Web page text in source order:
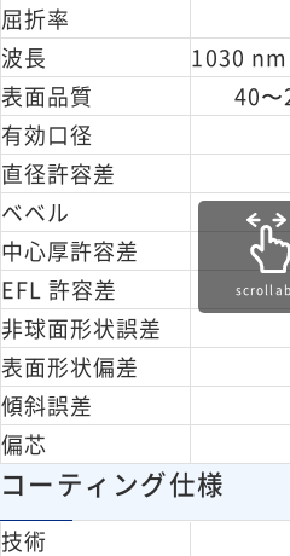
屈折率
波長
1030
表面品質
40
有効口径
直径許容差
ベベル
中心厚許容差
EFL 許容差
非球面形状誤差
表面形状偏差
傾斜誤差
偏芯
コーティング仕様
技術